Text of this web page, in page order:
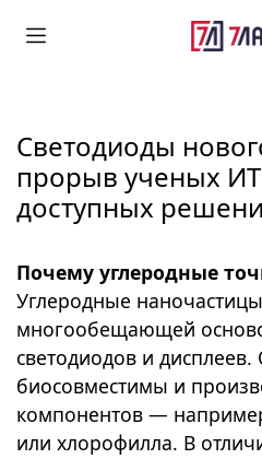
Светодиоды
прорыв ученых
доступных
Почему углеродные
Углеродные наночастицы
многообещающей
светодиодов и
биосовместимы и
компонентов —
или хлорофилла. В